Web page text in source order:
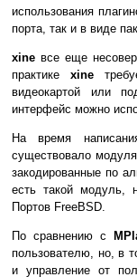
использования
порта, так и в виде
xine все еще
практике xine
видеокартой или
интерфейс можно
На время
существовало
закодированные по
есть такой модуль,
Портов FreeBSD.
По сравнению с
пользователю, но, в
и управление от